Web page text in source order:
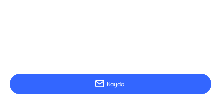
Kaydol